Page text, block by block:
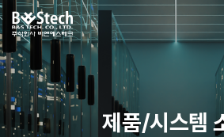
제품/시스템